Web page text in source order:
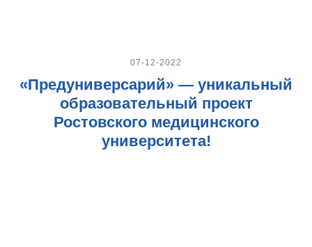
07-12-2022
«Предуниверсарий» — уникальный
образовательный проект
Ростовского медицинского
университета!